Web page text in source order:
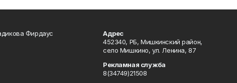
Фирдаус
Адрес
452340, РБ, Мишкинский район,
село Мишкино, ул. Ленина, 87
Рекламная служба
8(34749)21508